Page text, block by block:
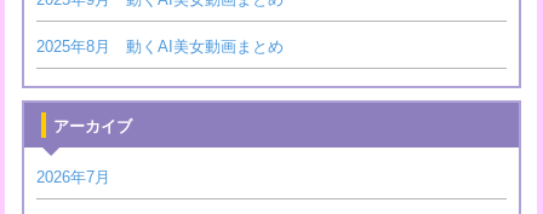
2025年8月 動くAI美女動画まとめ
アーカイブ
2026年7月